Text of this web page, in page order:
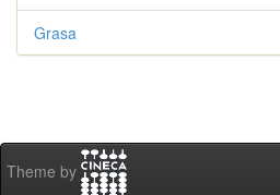
Grasa
Theme by